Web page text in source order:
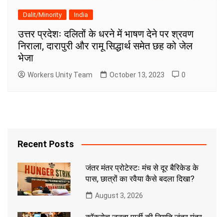
Dalit/Minority India
उत्तर प्रदेशः दलितों के धरने में भाषण देने पर श्रवण
निराला, दारापुरी और रामू सिद्धार्थ समेत छह को जेल
भेजा
Workers Unity Team October 13, 2023 0
Recent Posts
जंतर मंतर प्रोटेस्टः मंच से दूर बैरिकेड के
पास, छात्रों का रवैया कैसे बदला दिखा?
August 3, 2026